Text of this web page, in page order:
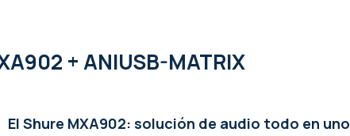
+ ANIUSB-MATRIX
El Shure MXA902: solución de audio todo en uno